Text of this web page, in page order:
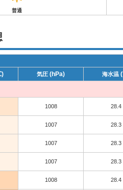
普通
気圧 (hPa) 海水温
1008 28.4
1007 28.3
1007 28.3
1007 28.3
1008 28.4